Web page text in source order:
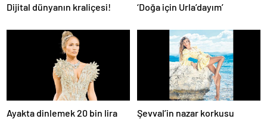
Dijital dünyanın kraliçesi! ‘Doğa için Urla’dayım’
Ayakta dinlemek 20 bin lira Şevval’in nazar korkusu